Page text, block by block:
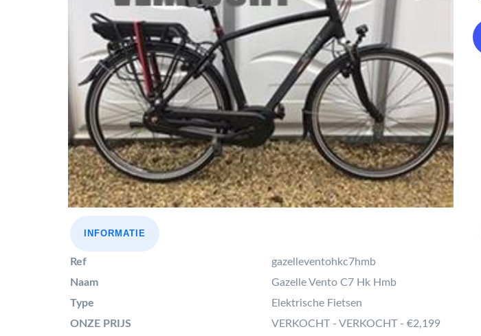
INFORMATIE
Ref
gazelleventohkc7hmb
Naam
Gazelle Vento C7 Hk Hmb
Type
Elektrische Fietsen
ONZE PRIJS
VERKOCHT - VERKOCHT - €2,199